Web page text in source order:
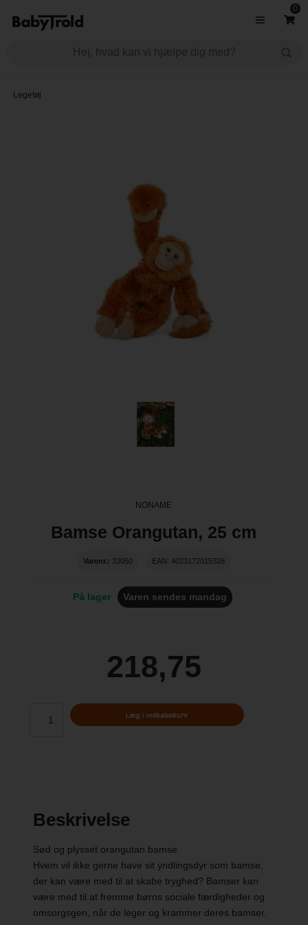
0
Legetøj
NONAME
Bamse Orangutan, 25 cm
Varenr.: 33050 EAN: 4023172015326
På lager Varen sendes mandag
218,75
Beskrivelse
Sød og plysset orangutan bamse.
Hvem vil ikke gerne have sit yndlingsdyr som bamse,
der kan være med til at skabe tryghed? Bamser kan
være med til at fremme børns sociale færdigheder og
omsorgsgen, når de leger og krammer deres bamser.